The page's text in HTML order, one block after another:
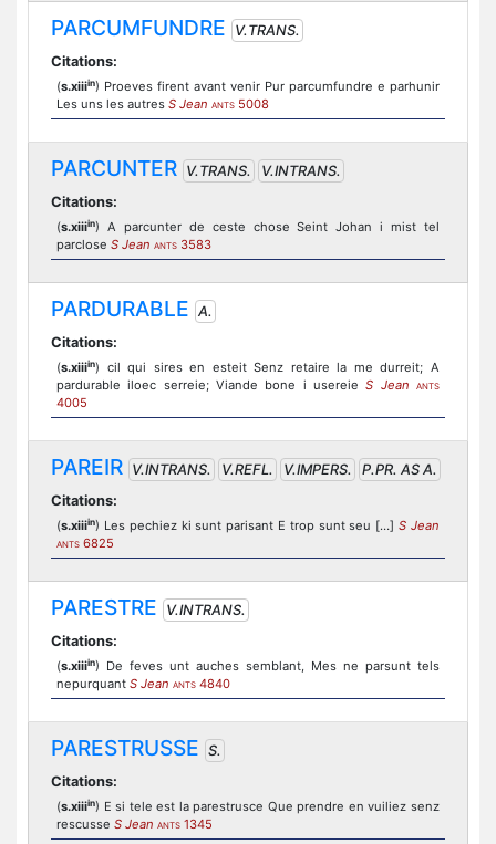
PARCUMFUNDRE
V.TRANS.
Citations:
(s.xiiiin) Proeves firent avant venir Pur parcumfundre e parhunir
Les uns les autres S Jean ANTS 5008
PARCUNTER V.TRANS.
V.INTRANS.
Citations:
(s.xiiiin) A parcunter de ceste chose Seint Johan i mist tel
parclose S Jean ANTS 3583
PARDURABLE A.
Citations:
(s.xiiiin) cil qui sires en esteit Senz retaire la me durreit; A
pardurable iloec serreie; Viande bone i usereieS Jean ANTS
4005
PAREIR V.INTRANS. V.REFL. V.IMPERS.
P.PR. AS A.
Citations:
(s.xiiiin) Les pechiez ki sunt parisant E trop sunt seu […]S Jean
ANTS 6825
PARESTRE
V.INTRANS.
Citations:
(s.xiiiin) De feves unt auches semblant, Mes ne parsunt tels
nepurquant S Jean ANTS 4840
PARESTRUSSE S.
Citations:
(s.xiiiin) E si tele est la parestrusce Que prendre en vuiliez senz
rescusse S Jean ANTS 1345